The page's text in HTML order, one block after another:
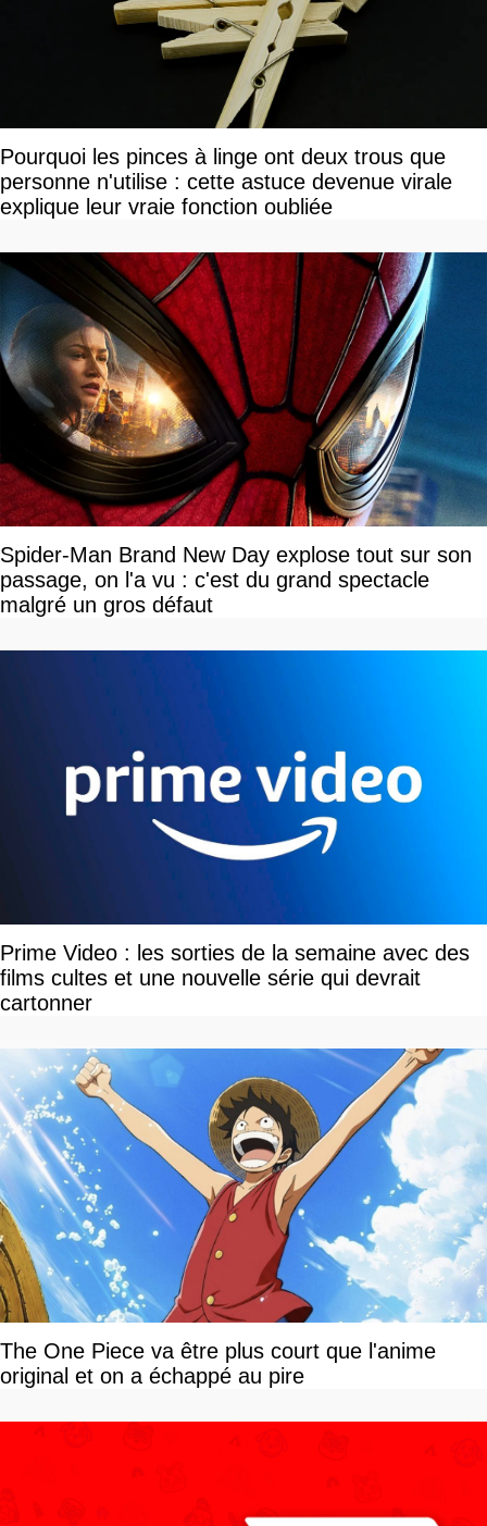
Pourquoi les pinces à linge ont deux trous que
personne n'utilise : cette astuce devenue virale
explique leur vraie fonction oubliée
Spider-Man Brand New Day explose tout sur son
passage, on l'a vu : c'est du grand spectacle
malgré un gros défaut
Prime Video : les sorties de la semaine avec des
films cultes et une nouvelle série qui devrait
cartonner
The One Piece va être plus court que l'anime
original et on a échappé au pire